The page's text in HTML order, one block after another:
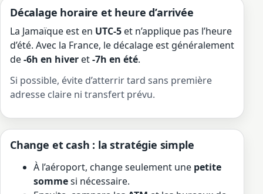
Décalage horaire et heure d’arrivée
La Jamaïque est en UTC-5 et n’applique pas l’heure
d’été. Avec la France, le décalage est généralement
de-6h en hiver et-7h en été.
Si possible, évite d’atterrir tard sans première
adresse claire ni transfert prévu.
Change et cash : la stratégie simple
À l’aéroport, change seulement une petite
sommesi nécessaire.